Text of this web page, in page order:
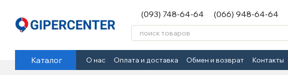
(093) 748-64-64 (066) 948-64-64
Каталог О нас Оплата и доставка Обмен и возврат Контакты